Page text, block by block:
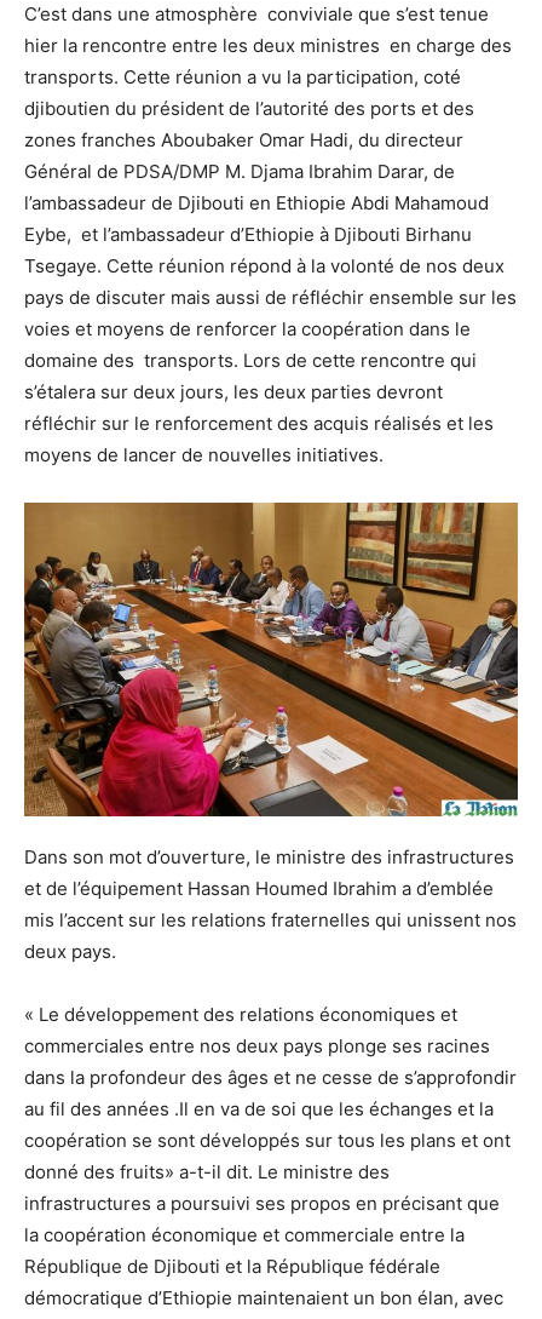
C’est dans une atmosphère conviviale que s’est tenue
hier la rencontre entre les deux ministres en charge des
transports. Cette réunion a vu la participation, coté
djiboutien du président de l’autorité des ports et des
zones franches Aboubaker Omar Hadi, du directeur
Général de PDSA/DMP M. Djama Ibrahim Darar, de
l’ambassadeur de Djibouti en Ethiopie Abdi Mahamoud
Eybe, et l’ambassadeur d’Ethiopie à Djibouti Birhanu
Tsegaye. Cette réunion répond à la volonté de nos deux
pays de discuter mais aussi de réfléchir ensemble sur les
voies et moyens de renforcer la coopération dans le
domaine des transports. Lors de cette rencontre qui
s’étalera sur deux jours, les deux parties devront
réfléchir sur le renforcement des acquis réalisés et les
moyens de lancer de nouvelles initiatives.
Dans son mot d’ouverture, le ministre des infrastructures
et de l’équipement Hassan Houmed Ibrahim a d’emblée
mis l’accent sur les relations fraternelles qui unissent nos
deux pays.
« Le développement des relations économiques et
commerciales entre nos deux pays plonge ses racines
dans la profondeur des âges et ne cesse de s’approfondir
au fil des années .Il en va de soi que les échanges et la
coopération se sont développés sur tous les plans et ont
donné des fruits» a-t-il dit. Le ministre des
infrastructures a poursuivi ses propos en précisant que
la coopération économique et commerciale entre la
République de Djibouti et la République fédérale
démocratique d’Ethiopie maintenaient un bon élan, avec